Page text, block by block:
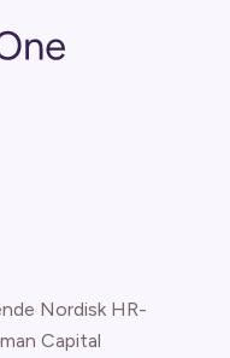
Nordisk HR-
Capital